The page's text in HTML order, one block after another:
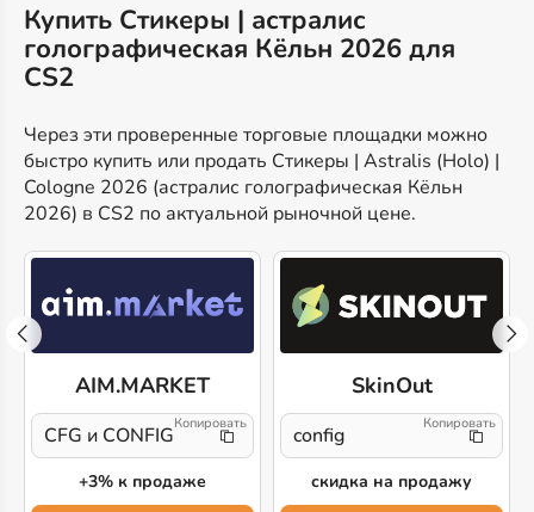
Купить Стикеры | астралис
голографическая Кёльн 2026 для
CS2
Через эти проверенные торговые площадки можно
быстро купить или продать Стикеры | Astralis (Holo) |
Cologne 2026 (астралис голографическая Кёльн
2026) в CS2 по актуальной рыночной цене.
AIM.MARKET
CFG и CONFIG
+3% к продаже
SkinOut
config
скидка на продажу